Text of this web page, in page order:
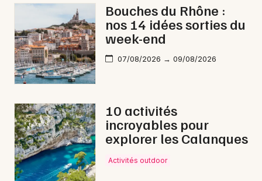
Bouches du Rhône :
nos 14 idées sorties du
week-end
07/08/2026 → 09/08/2026
10 activités
incroyables pour
explorer les Calanques
Activités outdoor